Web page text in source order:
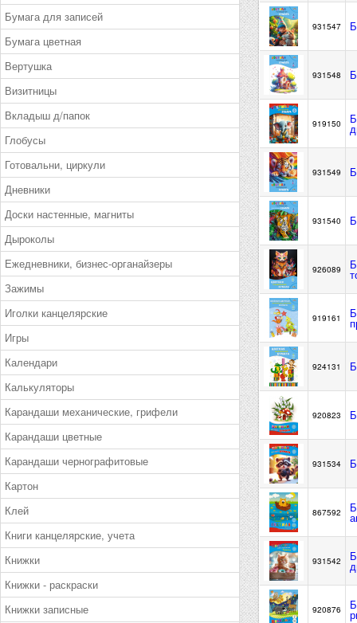
Бумага для записей
Бумага цветная
Вертушка
Визитницы
Вкладыш д/папок
Глобусы
Готовальни, циркули
Дневники
Доски настенные, магниты
Дыроколы
Ежедневники, бизнес-органайзеры
Зажимы
Иголки канцелярские
Игры
Календари
Калькуляторы
Карандаши механические, грифели
Карандаши цветные
Карандаши чернографитовые
Картон
Клей
Книги канцелярские, учета
Книжки
Книжки - раскраски
Книжки записные
931547
931548
919150
931549
931540
926089
919161
924131
920823
931534
867592
931542
920876